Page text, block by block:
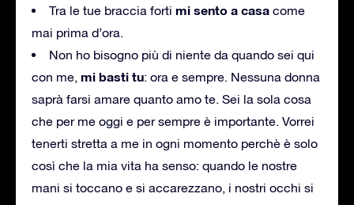
Tra le tue braccia forti mi sento a casa come
mai prima d’ora.
Non ho bisogno più di niente da quando sei qui
con me, mi basti tu: ora e sempre. Nessuna donna
saprà farsi amare quanto amo te. Sei la sola cosa
che per me oggi e per sempre è importante. Vorrei
tenerti stretta a me in ogni momento perchè è solo
così che la mia vita ha senso: quando le nostre
mani si toccano e si accarezzano, i nostri occhi si